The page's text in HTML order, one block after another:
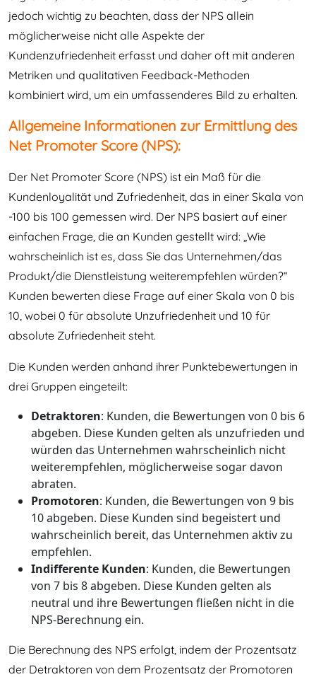
jedoch wichtig zu beachten, dass der NPS allein
möglicherweise nicht alle Aspekte der
Kundenzufriedenheit erfasst und daher oft mit anderen
Metriken und qualitativen Feedback-Methoden
kombiniert wird, um ein umfassenderes Bild zu erhalten.
Allgemeine Informationen zur Ermittlung des
Net Promoter Score (NPS):
Der Net Promoter Score (NPS) ist ein Maß für die
Kundenloyalität und Zufriedenheit, das in einer Skala von
-100 bis 100 gemessen wird. Der NPS basiert auf einer
einfachen Frage, die an Kunden gestellt wird: „Wie
wahrscheinlich ist es, dass Sie das Unternehmen/das
Produkt/die Dienstleistung weiterempfehlen würden?“
Kunden bewerten diese Frage auf einer Skala von 0 bis
10, wobei 0 für absolute Unzufriedenheit und 10 für
absolute Zufriedenheit steht.
Die Kunden werden anhand ihrer Punktebewertungen in
drei Gruppen eingeteilt:
Detraktoren: Kunden, die Bewertungen von 0 bis 6
abgeben. Diese Kunden gelten als unzufrieden und
würden das Unternehmen wahrscheinlich nicht
weiterempfehlen, möglicherweise sogar davon
abraten.
Promotoren: Kunden, die Bewertungen von 9 bis
10 abgeben. Diese Kunden sind begeistert und
wahrscheinlich bereit, das Unternehmen aktiv zu
empfehlen.
Indifferente Kunden: Kunden, die Bewertungen
von 7 bis 8 abgeben. Diese Kunden gelten als
neutral und ihre Bewertungen fließen nicht in die
NPS-Berechnung ein.
Die Berechnung des NPS erfolgt, indem der Prozentsatz
der Detraktoren von dem Prozentsatz der Promotoren